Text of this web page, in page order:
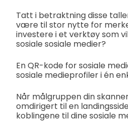
Tatt i betraktning disse
være til stor nytte for
investere i et verktøy som
sosiale sosiale medier?
En QR-kode for sosiale
sosiale medieprofiler i én
Når målgruppen din
omdirigert til en
koblingene til dine sosiale